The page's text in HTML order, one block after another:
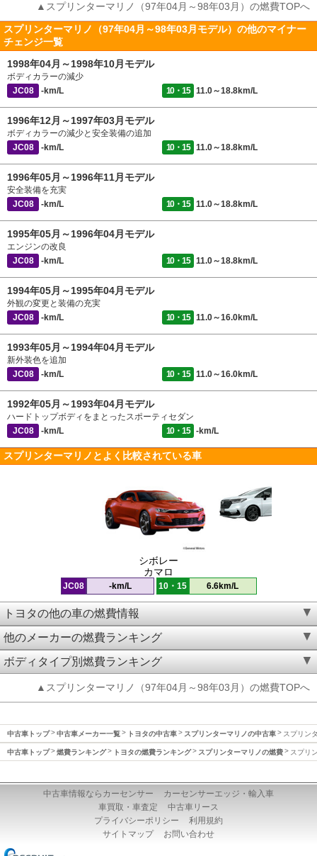
▲スプリンターマリノ（97年04月～98年03月）の燃費TOPへ
スプリンターマリノ（97年04月～98年03月モデル）の他のマイナー
チェンジ一覧
1998年04月～1998年10月モデル
ボディカラーの減少
JC08
-km/L 10・15 11.0～18.8km/L
1996年12月～1997年03月モデル
ボディカラーの減少と安全装備の追加
JC08
-km/L 10・15 11.0～18.8km/L
1996年05月～1996年11月モデル
安全装備を充実
JC08
-km/L 10・15 11.0～18.8km/L
1995年05月～1996年04月モデル
エンジンの改良
JC08
-km/L 10・15 11.0～18.8km/L
1994年05月～1995年04月モデル
外観の変更と装備の充実
JC08
-km/L 10・15 11.0～16.0km/L
1993年05月～1994年04月モデル
新外装色を追加
JC08
-km/L 10・15 11.0～16.0km/L
1992年05月～1993年04月モデル
ハードトップボディをまとったスポーティセダン
JC08
-km/L 10・15 -km/L
スプリンターマリノとよく比較されている車
シボレー
カマロ
JC08 -km/L 10・15 6.6km/L
トヨタの他の車の燃費情報
他のメーカーの燃費ランキング
ボディタイプ別燃費ランキング
▲スプリンターマリノ（97年04月～98年03月）の燃費TOPへ
中古車トップ 中古車メーカー一覧 トヨタの中古車 スプリンターマリノの中古車 スプリン
中古車トップ 燃費ランキング トヨタの燃費ランキング スプリンターマリノの燃費 スプリ
中古車情報ならカーセンサー
カーセンサーエッジ・輸入車
車買取・車査定
中古車リース
プライバシーポリシー
利用規約
サイトマップ
お問い合わせ